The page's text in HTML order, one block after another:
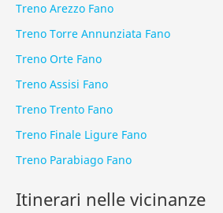
Treno Arezzo Fano
Treno Torre Annunziata Fano
Treno Orte Fano
Treno Assisi Fano
Treno Trento Fano
Treno Finale Ligure Fano
Treno Parabiago Fano
Itinerari nelle vicinanze